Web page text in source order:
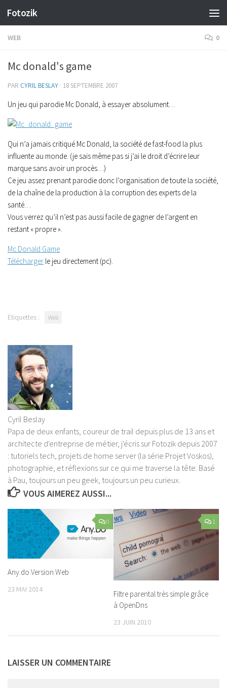
Skip to content
Fotozik
WEB 0
Mc donald's game
PAR CYRIL BESLAY · 18 SEPTEMBRE 2007
Un jeu qui parodie Mc Donald, à essayer absolument…
Qui n’a jamais critiqué Mc Donald, la société de fast-food la plus
influente au monde. (je sais même pas si j’ai le droit d’écrire leur
marque sans avoir un procès…)
Ce jeu assez prenant parodie donc l’organisation de toute la société,
de la chaîne de la production à la corruption des experts de la
santé…
Vous verrez qu’il n’est pas aussi facile de gagner de l’argent en
restant « propre ».
Mc Donald Game
Télécharger le jeu directement (pc).
Étiquettes : Web
Cyril Beslay
Papa de deux enfants, coureur de trail depuis plus de 13 ans et
architecte d'entreprise de métier, j'écris sur Fotozik depuis 2007
: tutoriels tech, projets de home server (la série Projet Voskos),
photographie, et réflexions sur ce qui me traverse la tête. Basé
à Pau, toujours un peu geek, toujours un peu curieux.
VOUS AIMEREZ AUSSI...
0
Any.do Version Web
23 MAI 2014
1
Filtre parental très simple grâce
à OpenDns
23 JUIN 2010
LAISSER UN COMMENTAIRE